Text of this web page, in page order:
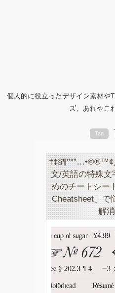
個人的に役立ったデザイン素材や
ズ、あれやこ
Tag
文/英語の特殊文
めのチートシー
Cheatsheet」で
解